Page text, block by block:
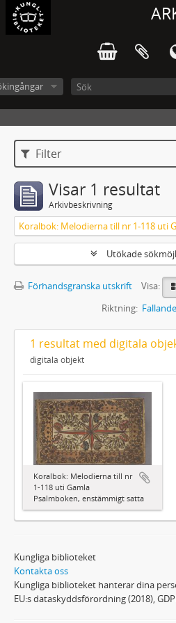
Filter
Visar 1 resultat
Arkivbeskrivning
Utökade
Förhandsgranska utskrift
Visa:
Riktning: Fallande
1 resultat med digitala
digitala objekt
Koralbok: Melodierna till nr
1-118 uti Gamla
Psalmboken, enstämmigt satta
Kungliga biblioteket
Kontakta oss
Kungliga biblioteket hanterar dina
EU:s dataskyddsförordning (2018),